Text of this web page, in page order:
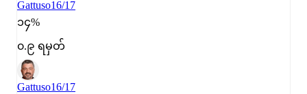
Gattuso16/17
၁၄%
၀.၉ ရမှတ်
Gattuso16/17